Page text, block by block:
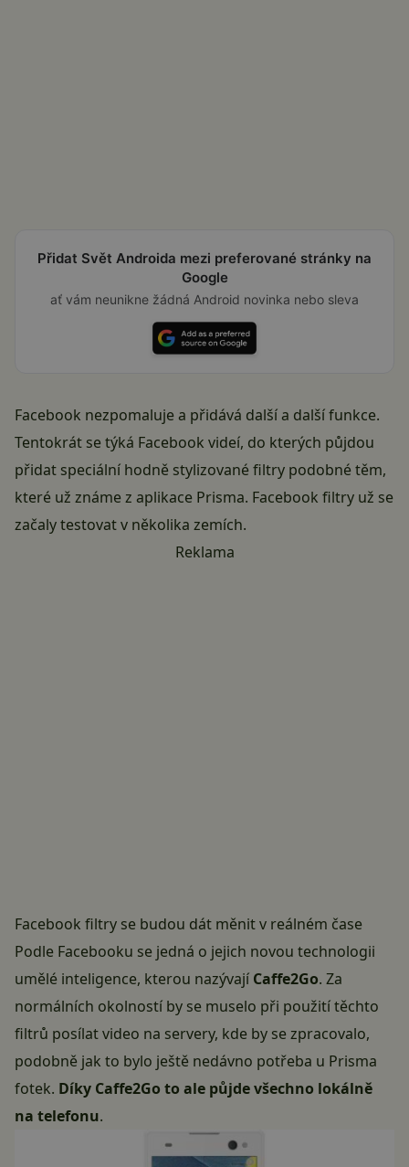
Přidat Svět Androida mezi preferované stránky na
Google
ať vám neunikne žádná Android novinka nebo sleva
Facebook nezpomaluje a přidává další a další funkce.
Tentokrát se týká Facebook videí, do kterých půjdou
přidat speciální hodně stylizované filtry podobné těm,
které už známe z aplikace Prisma. Facebook filtry už se
začaly testovat v několika zemích.
Reklama
Facebook filtry se budou dát měnit v reálném čase
Podle Facebooku se jedná o jejich novou technologii
umělé inteligence, kterou nazývají Caffe2Go. Za
normálních okolností by se muselo při použití těchto
filtrů posílat video na servery, kde by se zpracovalo,
podobně jak to bylo ještě nedávno potřeba u Prisma
fotek. Díky Caffe2Go to ale půjde všechno lokálně
na telefonu.